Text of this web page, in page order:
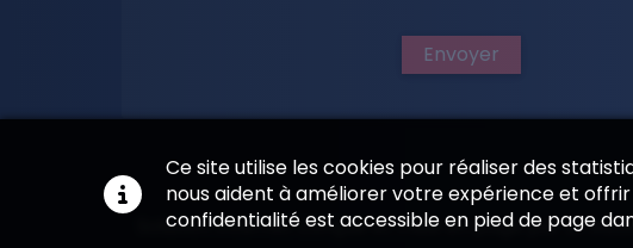
Envoyer
Solution Internet conçue et mise en page par
Ce site utilise les cookies pour réaliser des
nous aident à améliorer votre expérience et
confidentialité est accessible en pied de page